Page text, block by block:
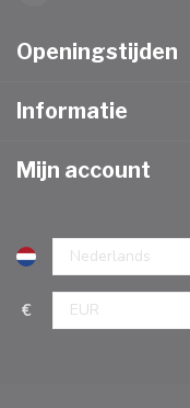
Openingstijden
Informatie
Mijn account
€